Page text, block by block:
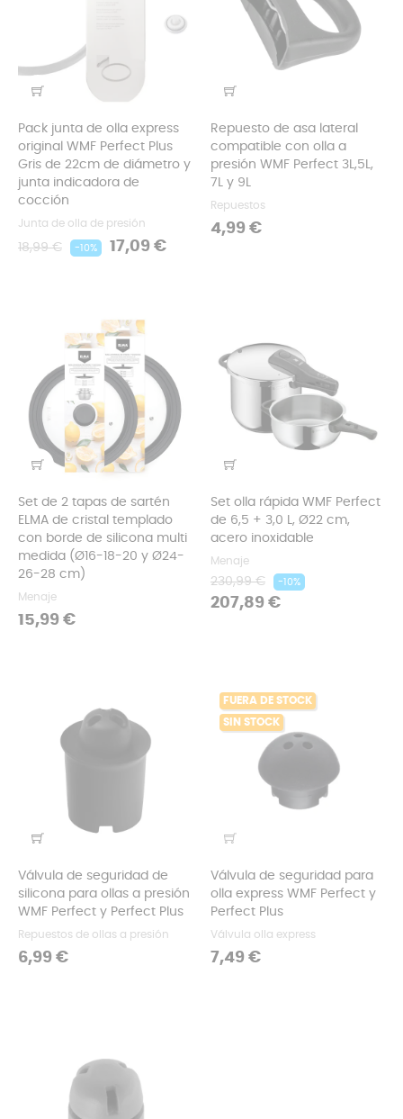
Pack junta de olla express
original WMF Perfect Plus
Gris de 22cm de diámetro y
junta indicadora de
cocción
Junta de olla de presión
Precio
18,99 € -10% Precio
17,09 €
Repuesto de asa lateral
compatible con olla a
presión WMF Perfect 3L,5L,
7L y 9L
Repuestos
Precio
4,99 €
Set de 2 tapas de sartén
ELMA de cristal templado
con borde de silicona multi
medida (Ø16-18-20 y Ø24-
26-28 cm)
Menaje
Precio
15,99 €
Set olla rápida WMF Perfect
de 6,5 + 3,0 L, Ø22 cm,
acero inoxidable
Menaje
Precio
regular
230,99 € -10%
207,89 €
Válvula de seguridad de
silicona para ollas a presión
WMF Perfect y Perfect Plus
Repuestos de ollas a presión
Precio
6,99 €
FUERA DE STOCK
SIN STOCK
Válvula de seguridad para
olla express WMF Perfect y
Perfect Plus
Válvula olla express
Precio
7,49 €